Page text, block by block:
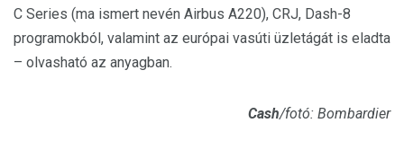
C Series (ma ismert nevén Airbus A220), CRJ, Dash-8
programokból, valamint az európai vasúti üzletágát is eladta
– olvasható az anyagban.
Cash/fotó: Bombardier